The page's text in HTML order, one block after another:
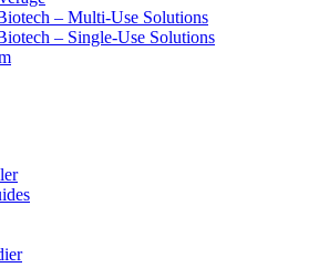
– Multi-Use Solutions
– Single-Use Solutions